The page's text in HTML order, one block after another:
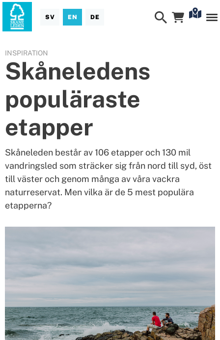
SV EN DE
INSPIRATION
Skåneledens
populäraste
etapper
Skåneleden består av 106 etapper och 130 mil
vandringsled som sträcker sig från nord till syd, öst
till väster och genom många av våra vackra
naturreservat. Men vilka är de 5 mest populära
etapperna?